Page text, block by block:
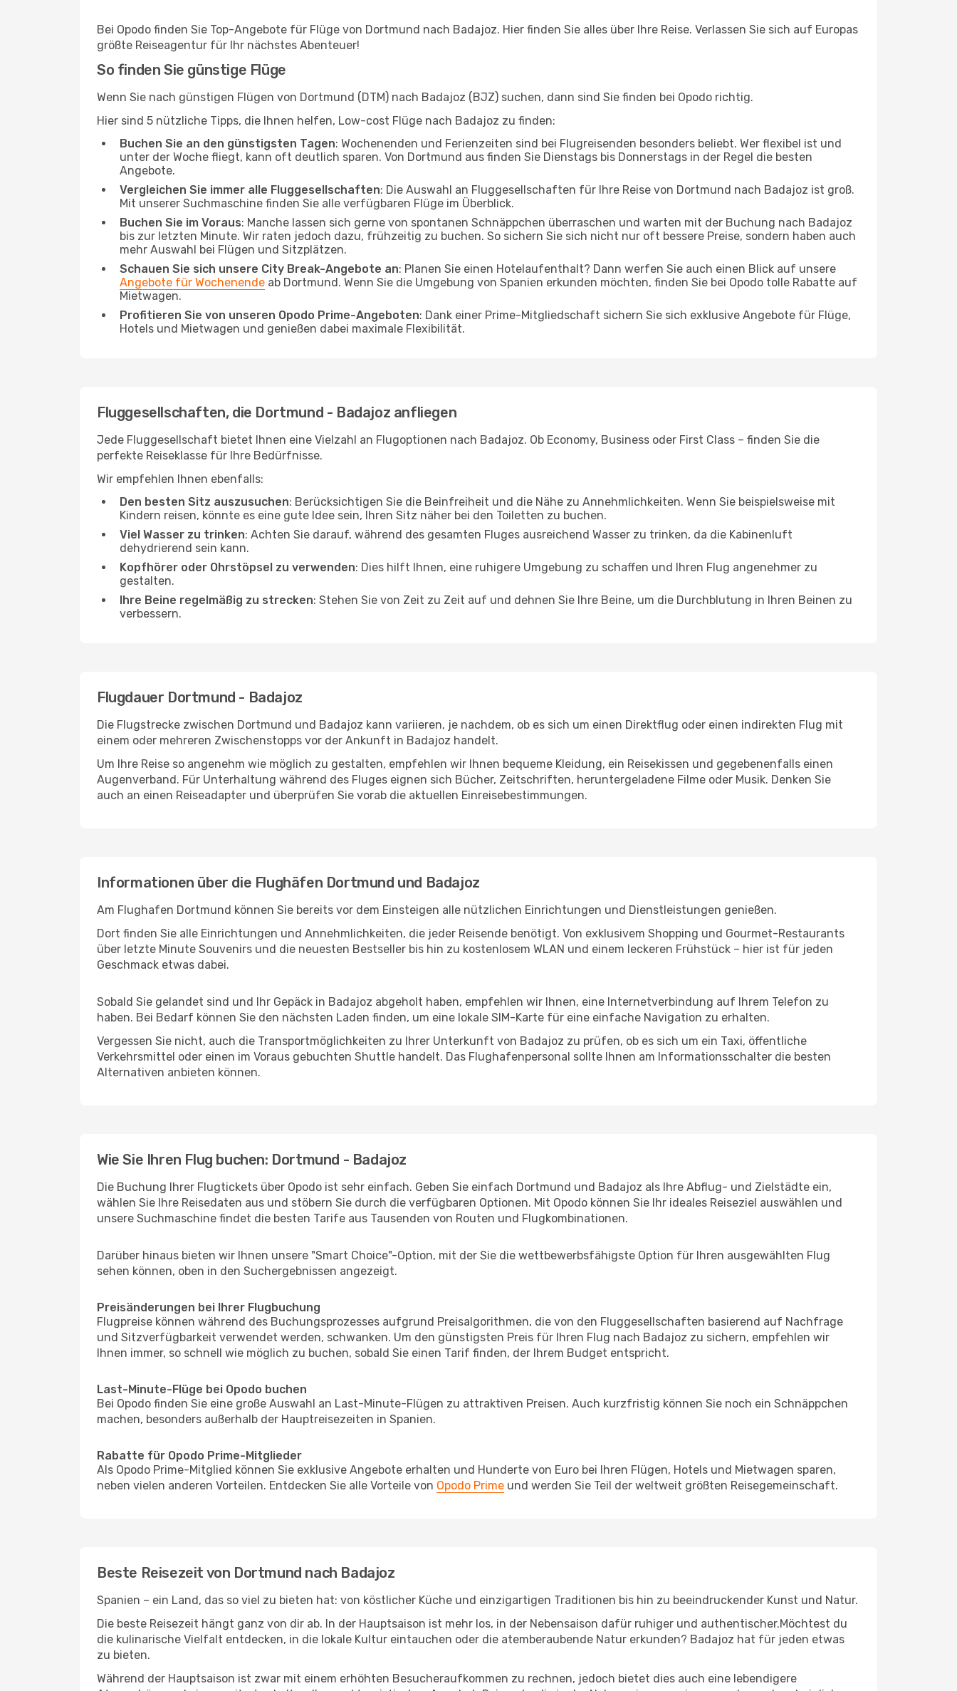
Bei Opodo finden Sie Top-Angebote für Flüge von Dortmund nach Badajoz. Hier finden Sie alles über Ihre Reise. Verlassen Sie sich auf Europas
größte Reiseagentur für Ihr nächstes Abenteuer!
So finden Sie günstige Flüge
Wenn Sie nach günstigen Flügen von Dortmund (DTM) nach Badajoz (BJZ) suchen, dann sind Sie finden bei Opodo richtig.
Hier sind 5 nützliche Tipps, die Ihnen helfen, Low-cost Flüge nach Badajoz zu finden:
Buchen Sie an den günstigsten Tagen: Wochenenden und Ferienzeiten sind bei Flugreisenden besonders beliebt. Wer flexibel ist und
unter der Woche fliegt, kann oft deutlich sparen. Von Dortmund aus finden Sie Dienstags bis Donnerstags in der Regel die besten
Angebote.
Vergleichen Sie immer alle Fluggesellschaften: Die Auswahl an Fluggesellschaften für Ihre Reise von Dortmund nach Badajoz ist groß.
Mit unserer Suchmaschine finden Sie alle verfügbaren Flüge im Überblick.
Buchen Sie im Voraus: Manche lassen sich gerne von spontanen Schnäppchen überraschen und warten mit der Buchung nach Badajoz
bis zur letzten Minute. Wir raten jedoch dazu, frühzeitig zu buchen. So sichern Sie sich nicht nur oft bessere Preise, sondern haben auch
mehr Auswahl bei Flügen und Sitzplätzen.
Schauen Sie sich unsere City Break-Angebote an: Planen Sie einen Hotelaufenthalt? Dann werfen Sie auch einen Blick auf unsere
Angebote für Wochenende ab Dortmund. Wenn Sie die Umgebung von Spanien erkunden möchten, finden Sie bei Opodo tolle Rabatte auf
Mietwagen.
Profitieren Sie von unseren Opodo Prime-Angeboten: Dank einer Prime-Mitgliedschaft sichern Sie sich exklusive Angebote für Flüge,
Hotels und Mietwagen und genießen dabei maximale Flexibilität.
Fluggesellschaften, die Dortmund - Badajoz anfliegen
Jede Fluggesellschaft bietet Ihnen eine Vielzahl an Flugoptionen nach Badajoz. Ob Economy, Business oder First Class – finden Sie die
perfekte Reiseklasse für Ihre Bedürfnisse.
Wir empfehlen Ihnen ebenfalls:
Den besten Sitz auszusuchen: Berücksichtigen Sie die Beinfreiheit und die Nähe zu Annehmlichkeiten. Wenn Sie beispielsweise mit
Kindern reisen, könnte es eine gute Idee sein, Ihren Sitz näher bei den Toiletten zu buchen.
Viel Wasser zu trinken: Achten Sie darauf, während des gesamten Fluges ausreichend Wasser zu trinken, da die Kabinenluft
dehydrierend sein kann.
Kopfhörer oder Ohrstöpsel zu verwenden: Dies hilft Ihnen, eine ruhigere Umgebung zu schaffen und Ihren Flug angenehmer zu
gestalten.
Ihre Beine regelmäßig zu strecken: Stehen Sie von Zeit zu Zeit auf und dehnen Sie Ihre Beine, um die Durchblutung in Ihren Beinen zu
verbessern.
Flugdauer Dortmund - Badajoz
Die Flugstrecke zwischen Dortmund und Badajoz kann variieren, je nachdem, ob es sich um einen Direktflug oder einen indirekten Flug mit
einem oder mehreren Zwischenstopps vor der Ankunft in Badajoz handelt.
Um Ihre Reise so angenehm wie möglich zu gestalten, empfehlen wir Ihnen bequeme Kleidung, ein Reisekissen und gegebenenfalls einen
Augenverband. Für Unterhaltung während des Fluges eignen sich Bücher, Zeitschriften, heruntergeladene Filme oder Musik. Denken Sie
auch an einen Reiseadapter und überprüfen Sie vorab die aktuellen Einreisebestimmungen.
Informationen über die Flughäfen Dortmund und Badajoz
Am Flughafen Dortmund können Sie bereits vor dem Einsteigen alle nützlichen Einrichtungen und Dienstleistungen genießen.
Dort finden Sie alle Einrichtungen und Annehmlichkeiten, die jeder Reisende benötigt. Von exklusivem Shopping und Gourmet-Restaurants
über letzte Minute Souvenirs und die neuesten Bestseller bis hin zu kostenlosem WLAN und einem leckeren Frühstück – hier ist für jeden
Geschmack etwas dabei.
Sobald Sie gelandet sind und Ihr Gepäck in Badajoz abgeholt haben, empfehlen wir Ihnen, eine Internetverbindung auf Ihrem Telefon zu
haben. Bei Bedarf können Sie den nächsten Laden finden, um eine lokale SIM-Karte für eine einfache Navigation zu erhalten.
Vergessen Sie nicht, auch die Transportmöglichkeiten zu Ihrer Unterkunft von Badajoz zu prüfen, ob es sich um ein Taxi, öffentliche
Verkehrsmittel oder einen im Voraus gebuchten Shuttle handelt. Das Flughafenpersonal sollte Ihnen am Informationsschalter die besten
Alternativen anbieten können.
Wie Sie Ihren Flug buchen: Dortmund - Badajoz
Die Buchung Ihrer Flugtickets über Opodo ist sehr einfach. Geben Sie einfach Dortmund und Badajoz als Ihre Abflug- und Zielstädte ein,
wählen Sie Ihre Reisedaten aus und stöbern Sie durch die verfügbaren Optionen. Mit Opodo können Sie Ihr ideales Reiseziel auswählen und
unsere Suchmaschine findet die besten Tarife aus Tausenden von Routen und Flugkombinationen.
Darüber hinaus bieten wir Ihnen unsere "Smart Choice"-Option, mit der Sie die wettbewerbsfähigste Option für Ihren ausgewählten Flug
sehen können, oben in den Suchergebnissen angezeigt.
Preisänderungen bei Ihrer Flugbuchung
Flugpreise können während des Buchungsprozesses aufgrund Preisalgorithmen, die von den Fluggesellschaften basierend auf Nachfrage
und Sitzverfügbarkeit verwendet werden, schwanken. Um den günstigsten Preis für Ihren Flug nach Badajoz zu sichern, empfehlen wir
Ihnen immer, so schnell wie möglich zu buchen, sobald Sie einen Tarif finden, der Ihrem Budget entspricht.
Last-Minute-Flüge bei Opodo buchen
Bei Opodo finden Sie eine große Auswahl an Last-Minute-Flügen zu attraktiven Preisen. Auch kurzfristig können Sie noch ein Schnäppchen
machen, besonders außerhalb der Hauptreisezeiten in Spanien.
Rabatte für Opodo Prime-Mitglieder
Als Opodo Prime-Mitglied können Sie exklusive Angebote erhalten und Hunderte von Euro bei Ihren Flügen, Hotels und Mietwagen sparen,
neben vielen anderen Vorteilen. Entdecken Sie alle Vorteile von Opodo Prime und werden Sie Teil der weltweit größten Reisegemeinschaft.
Beste Reisezeit von Dortmund nach Badajoz
Spanien – ein Land, das so viel zu bieten hat: von köstlicher Küche und einzigartigen Traditionen bis hin zu beeindruckender Kunst und Natur.
Die beste Reisezeit hängt ganz von dir ab. In der Hauptsaison ist mehr los, in der Nebensaison dafür ruhiger und authentischer.Möchtest du
die kulinarische Vielfalt entdecken, in die lokale Kultur eintauchen oder die atemberaubende Natur erkunden? Badajoz hat für jeden etwas
zu bieten.
Während der Hauptsaison ist zwar mit einem erhöhten Besucheraufkommen zu rechnen, jedoch bietet dies auch eine lebendigere